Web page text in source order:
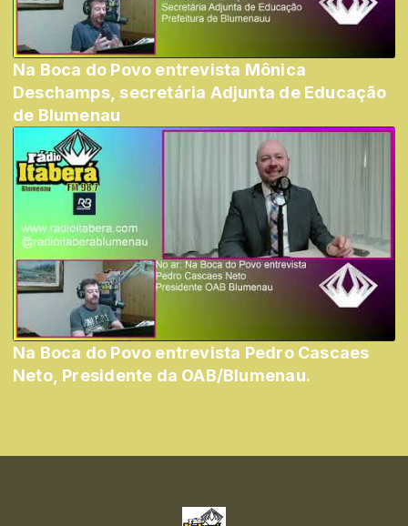
Na Boca do Povo entrevista Mônica
Deschamps, secretária Adjunta de Educação
de Blumenau
Na Boca do Povo entrevista Pedro Cascaes
Neto, Presidente da OAB/Blumenau.